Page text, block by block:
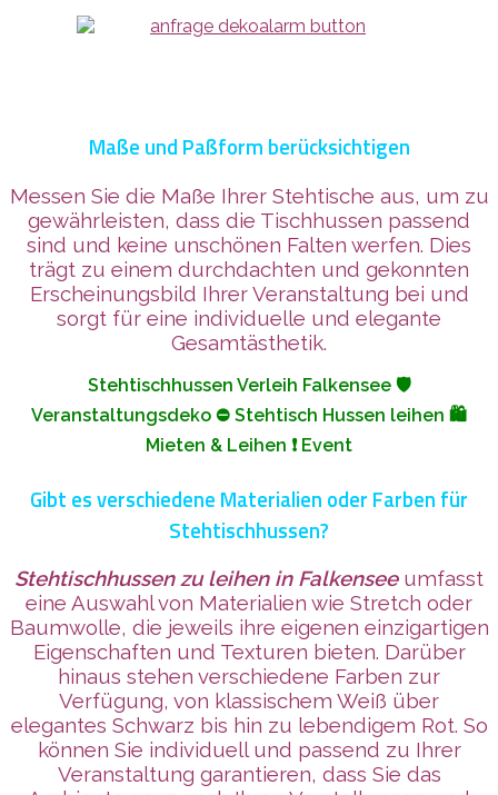
Maße und Paßform berücksichtigen
Messen Sie die Maße Ihrer Stehtische aus, um zu
gewährleisten, dass die Tischhussen passend
sind und keine unschönen Falten werfen. Dies
trägt zu einem durchdachten und gekonnten
Erscheinungsbild Ihrer Veranstaltung bei und
sorgt für eine individuelle und elegante
Gesamtästhetik.
Stehtischhussen Verleih Falkensee 🛡️
Veranstaltungsdeko ⛔ Stehtisch Hussen leihen 🛍️
Mieten & Leihen ❗ Event
Gibt es verschiedene Materialien oder Farben für
Stehtischhussen?
Stehtischhussen zu leihenin Falkenseeumfasst
eine Auswahl von Materialien wie Stretch oder
Baumwolle, die jeweils ihre eigenen einzigartigen
Eigenschaften und Texturen bieten. Darüber
hinaus stehen verschiedene Farben zur
Verfügung, von klassischem Weiß über
elegantes Schwarz bis hin zu lebendigem Rot. So
können Sie individuell und passend zu Ihrer
Veranstaltung garantieren, dass Sie das